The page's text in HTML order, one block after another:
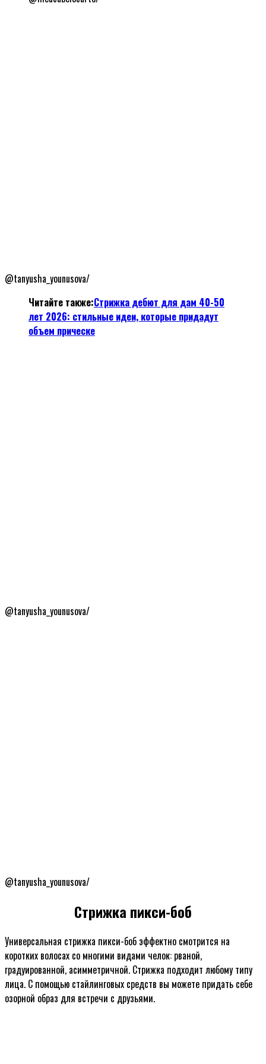
@tanyusha_younusova/
Читайте также:Стрижка дебют для дам 40-50
лет 2026: стильные идеи, которые придадут
объем прическе
@tanyusha_younusova/
@tanyusha_younusova/
Стрижка пикси-боб
Универсальная стрижка пикси-боб эффектно смотрится на
коротких волосах со многими видами челок: рваной,
градуированной, асимметричной. Стрижка подходит любому типу
лица. С помощью стайлинговых средств вы можете придать себе
озорной образ для встречи с друзьями.